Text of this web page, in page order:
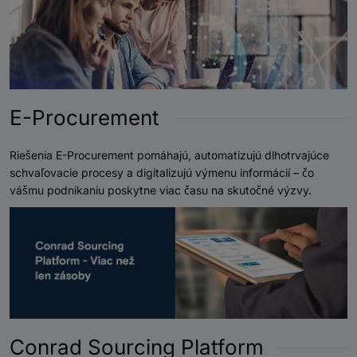
E-Procurement
Riešenia E-Procurement pomáhajú, automatizujú dlhotrvajúce
schvaľovacie procesy a digitalizujú výmenu informácií – čo
vášmu podnikaniu poskytne viac času na skutočné výzvy.
Conrad Sourcing Platform